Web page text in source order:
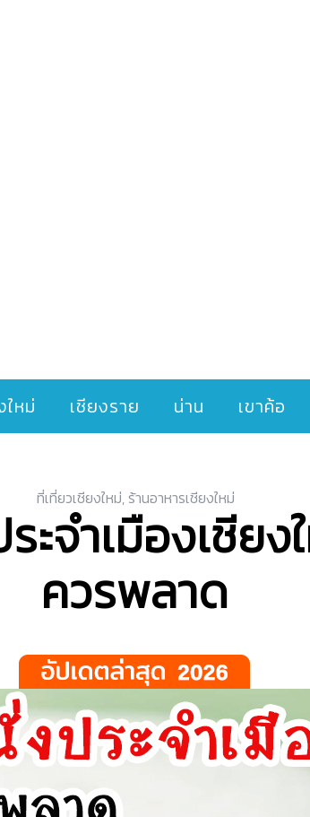
ใหม่ เชียงราย น่าน เขาค้อ
ที่เที่ยวเชียงใหม่,ร้านอาหารเชียงใหม่
ะจำเมืองเชีย
ควรพลาด